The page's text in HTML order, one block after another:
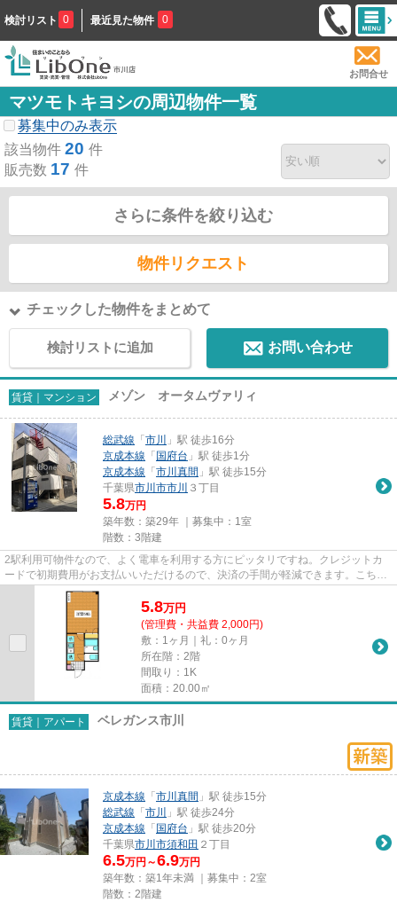
検討リスト 0 最近見た物件 0
お問合せ
マツモトキヨシの周辺物件一覧
募集中のみ表示
該当物件 20 件
販売数 17 件
さらに条件を絞り込む
物件リクエスト
チェックした物件をまとめて
検討リストに追加 お問い合わせ
賃貸｜マンション メゾン オータムヴァリィ
総武線 「 市川
」駅 徒歩16分
京成本線 「 国府台 」駅 徒歩1分
京成本線 「 市川真間 」駅 徒歩15分
千葉県市川市市川 ３丁目
5.8万円
築年数：築29年 ｜募集中： 1室
階数：3階建
2駅利用可物件なので、よく電車を利用する方にピッタリですね。クレジットカ
ードで初期費用がお支払いいただけるので、決済の手間が軽減できます。こちら
はマンションタイプになります...
5.8万円
(管理費・共益費 2,000円)
敷：1ヶ月｜礼：0ヶ月
所在階：2階
間取り：1K
面積：20.00㎡
賃貸｜アパート ベレガンス市川
京成本線 「 市川真間 」駅 徒歩15分
総武線 「 市川
」駅 徒歩24分
京成本線 「 国府台 」駅 徒歩20分
千葉県市川市須和田 ２丁目
6.5万円～6.9万円
築年数：築1年未満 ｜募集中： 2室
階数：2階建